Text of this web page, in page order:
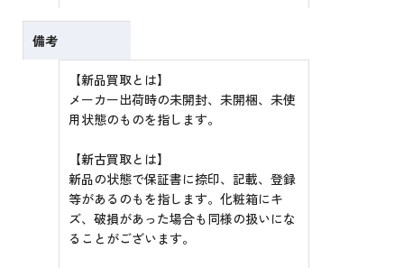
備考
【新品買取とは】
メーカー出荷時の未開封、未開梱、未使
用状態のものを指します。
【新古買取とは】
新品の状態で保証書に捺印、記載、登録
等があるのもを指します。化粧箱にキ
ズ、破損があった場合も同様の扱いにな
ることがございます。